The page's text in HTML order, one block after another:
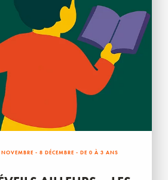
- 8 DÉCEMBRE - DE 0 À 3 ANS